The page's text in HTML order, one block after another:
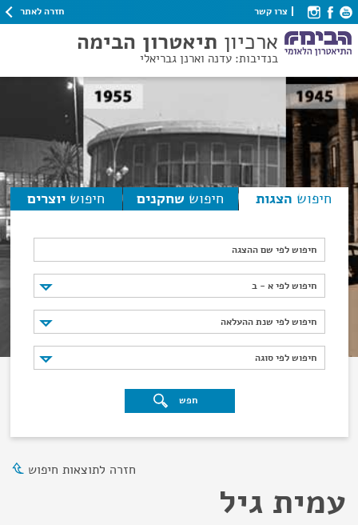
צרו קשר חזרה לאתר
ארכיון תיאטרון הבימה
בנדיבות: עדנה וארנן גבריאלי
חיפוש הצגות חיפוש שחקנים חיפוש יוצרים
חיפוש לפי שם ההצגה
חיפוש לפי א - ב
חיפוש לפי א - ב
חיפוש לפי שנת ההעלאה
חיפוש לפי שנת ההעלאה
חיפוש לפי סוגה
חיפוש לפי סוגה
חפש
חזרה לתוצאות חיפוש
עמית גיל